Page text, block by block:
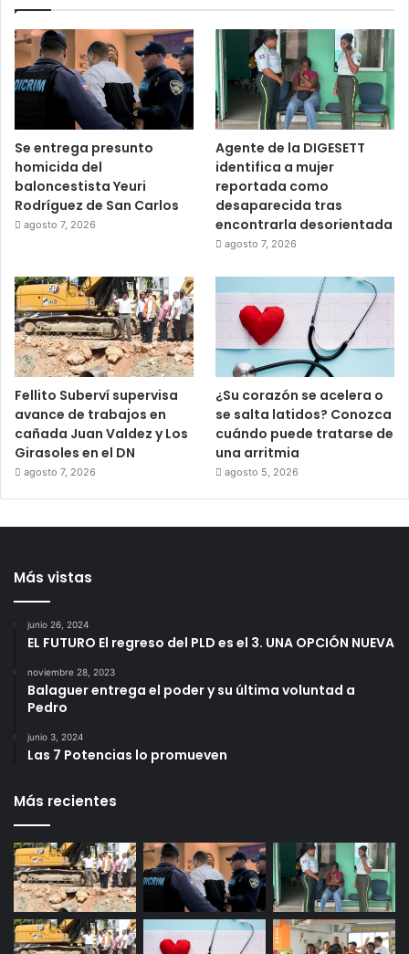
Se entrega presunto
homicida del
baloncestista Yeuri
Rodríguez de San Carlos
agosto 7, 2026
Agente de la DIGESETT
identifica a mujer
reportada como
desaparecida tras
encontrarla desorientada
agosto 7, 2026
Fellito Suberví supervisa
avance de trabajos en
cañada Juan Valdez y Los
Girasoles en el DN
agosto 7, 2026
¿Su corazón se acelera o
se salta latidos? Conozca
cuándo puede tratarse de
una arritmia
agosto 5, 2026
Más vistas
junio 26, 2024
EL FUTURO El regreso del PLD es el 3. UNA OPCIÓN NUEVA
noviembre 28, 2023
Balaguer entrega el poder y su última voluntad a
Pedro
junio 3, 2024
Las 7 Potencias lo promueven
Más recientes